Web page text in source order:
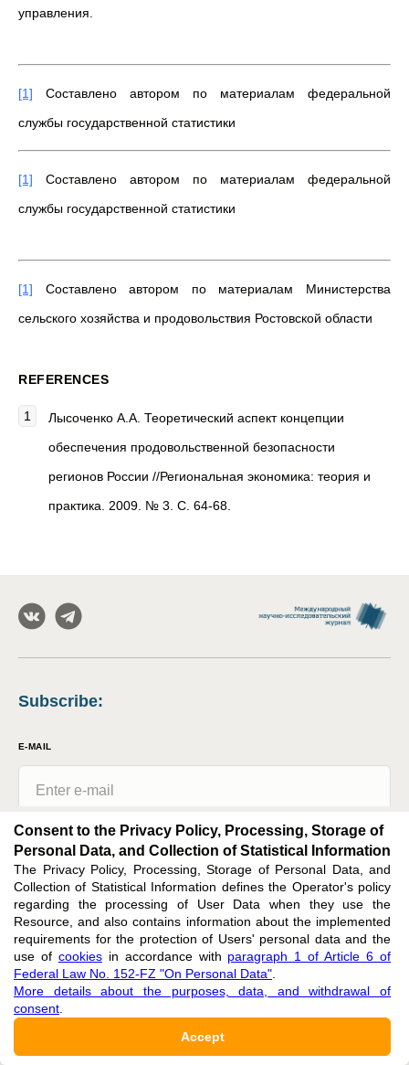
управления.
[1] Составлено автором по материалам федеральной
службы государственной статистики
[1] Составлено автором по материалам федеральной
службы государственной статистики
[1] Составлено автором по материалам Министерства
сельского хозяйства и продовольствия Ростовской области
REFERENCES
Лысоченко А.А. Теоретический аспект концепции
обеспечения продовольственной безопасности
регионов России //Региональная экономика: теория и
практика. 2009. № 3. С. 64-68.
Subscribe:
E-MAIL
Issues
News
By clicking the button, I agree with
the privacy policy, processing, storage of
personal data, and collection of statistical information in accordance with
paragraph 1 of Article 6 of Federal Law No. 152-FZ "On Personal Data"
Subscribe
Consent to the Privacy Policy, Processing, Storage of
Personal Data, and Collection of Statistical Information
The Privacy Policy, Processing, Storage of Personal Data, and
Collection of Statistical Information defines the Operator's policy
regarding the processing of User Data when they use the
Resource, and also contains information about the implemented
requirements for the protection of Users' personal data and the
use of cookiesin accordance with paragraph 1 of Article 6 of
Federal Law No. 152-FZ "On Personal Data"
More details about the purposes, data, and withdrawal of
consent
Accept